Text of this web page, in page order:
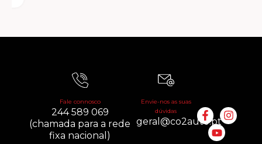
Fale connosco
244 589 069
(chamada para a rede
fixa nacional)
Envie-nos as suas
dúvidas
geral@co2auto.pt